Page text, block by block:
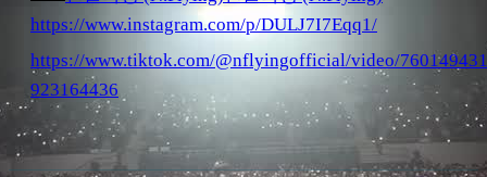
https://www.instagram.com/p/DULJ7I7Eqq1/
https://www.tiktok.com/@nflyingofficial/video/
923164436